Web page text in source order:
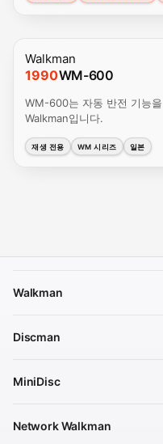
Walkman
1990WM-600
WM-600는 자동 반전 기능
Walkman입니다.
재생 전용 WM 시리즈 일본
Walkman
Discman
MiniDisc
Network Walkman